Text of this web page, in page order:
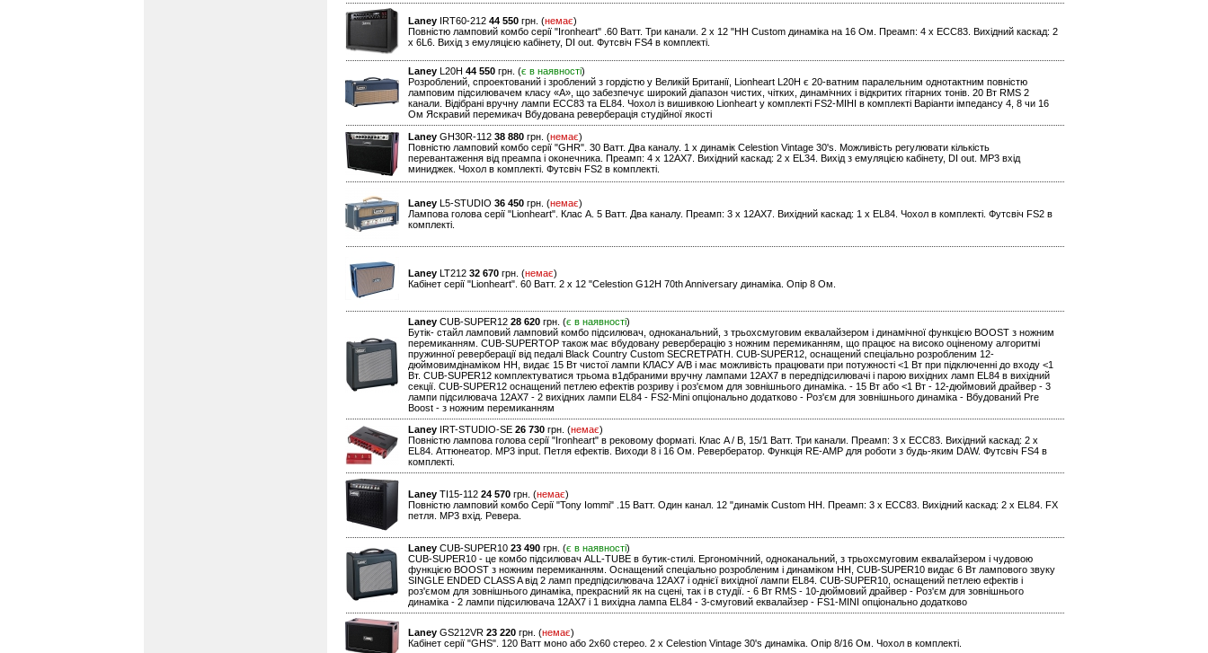
Laney IRT60-212 44 550 грн. (немає)
Повністю ламповий комбо серії "Ironheart" .60 Ватт. Три канали. 2 x 12 "HH Custom динаміка на 16 Ом. Преамп: 4 x ECC83. Вихідний каскад: 2
x 6L6. Вихід з емуляцією кабінету, DI out. Футсвіч FS4 в комплекті.
Laney L20H 44 550 грн. (є в наявності)
Розроблений, спроектований і зроблений з гордістю у Великій Британії, Lionheart L20H є 20-ватним паралельним однотактним повністю
ламповим підсилювачем класу «А», що забезпечує широкий діапазон чистих, чітких, динамічних і відкритих гітарних тонів. 20 Вт RMS 2
канали. Відібрані вручну лампи ECC83 та EL84. Чохол із вишивкою Lionheart у комплекті FS2-МІНІ в комплекті Варіанти імпедансу 4, 8 чи 16
Ом Яскравий перемикач Вбудована реверберація студійної якості
Laney GH30R-112 38 880 грн. (немає)
Повністю ламповий комбо серії "GHR". 30 Ватт. Два каналу. 1 x динамік Celestion Vintage 30's. Можливість регулювати кількість
перевантаження від преампа і оконечника. Преамп: 4 x 12AX7. Вихідний каскад: 2 x EL34. Вихід з емуляцією кабінету, DI out. МР3 вхід
миниджек. Чохол в комплекті. Футсвіч FS2 в комплекті.
Laney L5-STUDIO 36 450 грн. (немає)
Лампова голова серії "Lionheart". Клас А. 5 Ватт. Два каналу. Преамп: 3 x 12AX7. Вихідний каскад: 1 x EL84. Чохол в комплекті. Футсвіч FS2 в
комплекті.
Laney LT212 32 670 грн. (немає)
Кабінет серії "Lionheart". 60 Ватт. 2 x 12 "Celestion G12H 70th Anniversary динаміка. Опір 8 Ом.
Laney CUB-SUPER12 28 620 грн. (є в наявності)
Бутік- стайл ламповий ламповий комбо підсилювач, одноканальний, з трьохсмуговим еквалайзером і динамічної функцією BOOST з ножним
перемиканням. CUB-SUPERTOP також має вбудовану реверберацію з ножним перемиканням, що працює на високо оціненому алгоритмі
пружинної реверберації від педалі Black Country Custom SECRETPATH. CUB-SUPER12, оснащений спеціально розробленим 12-
дюймовимдінаміком HH, видає 15 Вт чистої лампи КЛАСУ A/B і має можливість працювати при потужності <1 Вт при підключенні до входу <1
Вт. CUB-SUPER12 комплектуватися трьома в1дбраними вручну лампами 12AX7 в передпідсилювачі і парою вихідних ламп EL84 в вихідний
секції. CUB-SUPER12 оснащений петлею ефектів розриву і роз'ємом для зовнішнього динаміка. - 15 Вт або <1 Вт - 12-дюймовий драйвер - 3
лампи підсилювача 12AX7 - 2 вихідних лампи EL84 - FS2-Mini опціонально додатково - Роз'єм для зовнішнього динаміка - Вбудований Pre
Boost - з ножним перемиканням
Laney IRT-STUDIO-SE 26 730 грн. (немає)
Повністю лампова голова серії "Ironheart" в рековому форматі. Клас A / B, 15/1 Ватт. Три канали. Преамп: 3 x ECC83. Вихідний каскад: 2 x
EL84. Аттюнеатор. MP3 input. Петля ефектів. Виходи 8 і 16 Ом. Ревербератор. Функція RE-AMP для роботи з будь-яким DAW. Футсвіч FS4 в
комплекті.
Laney TI15-112 24 570 грн. (немає)
Повністю ламповий комбо Серії "Tony Iommi" .15 Ватт. Один канал. 12 "динамік Custom HH. Преамп: 3 x ECC83. Вихідний каскад: 2 x EL84. FX
петля. MP3 вхід. Ревера.
Laney CUB-SUPER10 23 490 грн. (є в наявності)
CUB-SUPER10 - це комбо підсилювач ALL-TUBE в бутик-стилі. Ергономічний, одноканальний, з трьохсмуговим еквалайзером і чудовою
функцією BOOST з ножним перемиканням. Оснащений спеціально розробленим і динаміком HH, CUB-SUPER10 видає 6 Вт лампового звуку
SINGLE ENDED CLASS A від 2 ламп предпідсилювача 12AX7 і однієї вихідної лампи EL84. CUB-SUPER10, оснащений петлею ефектів і
роз'ємом для зовнішнього динаміка, прекрасний як на сцені, так і в студії. - 6 Вт RMS - 10-дюймовий драйвер - Роз'єм для зовнішнього
динаміка - 2 лампи підсилювача 12AX7 і 1 вихідна лампа EL84 - 3-смуговий еквалайзер - FS1-MINI опціонально додатково
Laney GS212VR 23 220 грн. (немає)
Кабінет серії "GHS". 120 Ватт моно або 2х60 стерео. 2 x Celestion Vintage 30's динаміка. Опір 8/16 Ом. Чохол в комплекті.